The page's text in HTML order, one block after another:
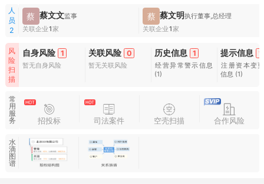
人
员
2
蔡 蔡文文监事
关联企业1家
蔡 蔡文明执行董事,总经理
关联企业1家
风
险
扫
描
自身风险 1
暂无自身风险
关联风险 0
暂无关联风险
历史信息 1
经营异常警示信息
(1)
提示信息 1
注册资本变
信息 (1)
常
用
服
务
招投标 司法案件 空壳扫描 合作风险
水
滴
图
谱